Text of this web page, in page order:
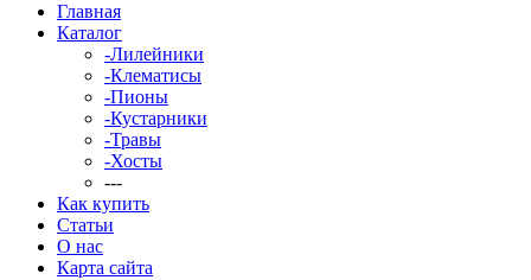
Главная
Каталог
-Лилейники
-Клематисы
-Пионы
-Кустарники
-Травы
-Хосты
---
Как купить
Статьи
О нас
Карта сайта